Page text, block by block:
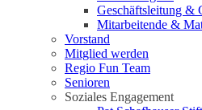
Geschäftsleitung &
Mitarbeitende &
Vorstand
Mitglied werden
Regio Fun Team
Senioren
Soziales Engagement